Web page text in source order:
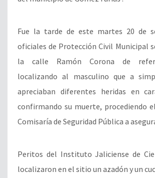
Fue la tarde de este martes 20 de
oficiales de Protección Civil Municipal
la calle Ramón Corona de
localizando al masculino que a
apreciaban diferentes heridas en
confirmando su muerte, procediendo
Comisaría de Seguridad Pública a
Peritos del Instituto Jaliciense de
localizaron en el sitio un azadón y un